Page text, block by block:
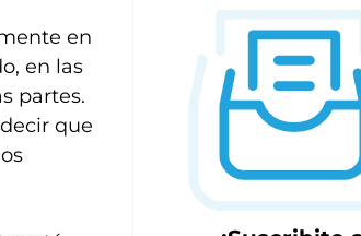
en
en las
partes.
que